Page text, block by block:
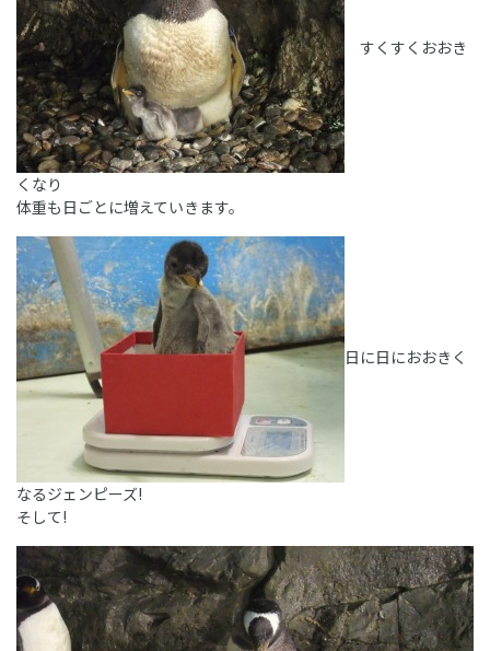
すくすくおおき
くなり
体重も日ごとに増えていきます。
日に日におおきく
なるジェンピーズ!
そして!